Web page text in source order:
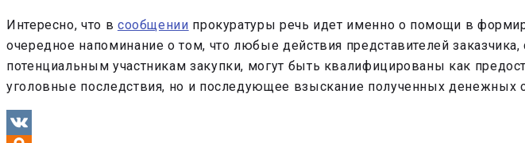
Интересно, что в сообщении прокуратуры речь идет именно о помощи в
очередное напоминание о том, что любые действия представителей
потенциальным участникам закупки, могут быть квалифицированы как
уголовные последствия, но и последующее взыскание полученных денежных